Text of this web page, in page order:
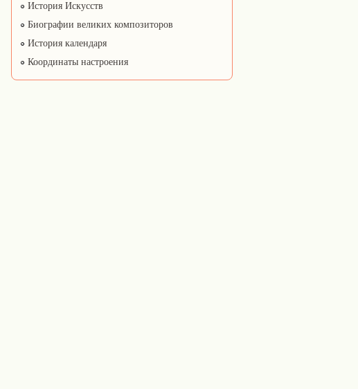
История Искусств
Биографии великих композиторов
История календаря
Координаты настроения